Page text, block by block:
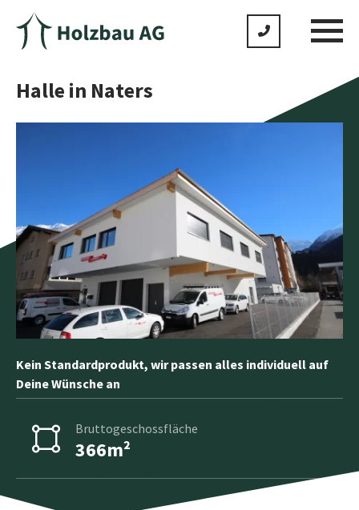
Halle in Naters
Kein Standardprodukt, wir passen alles individuell auf
Deine Wünsche an
Bruttogeschossfläche
366m²